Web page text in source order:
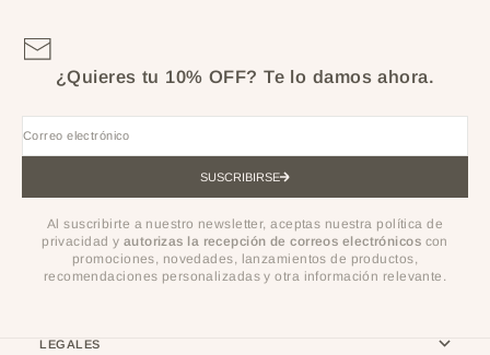
¿Quieres tu 10% OFF? Te lo damos ahora.
Correo electrónico
SUSCRIBIRSE
Al suscribirte a nuestro newsletter, aceptas nuestra política de
privacidad y autorizas la recepción de correos electrónicos con
promociones, novedades, lanzamientos de productos,
recomendaciones personalizadas y otra información relevante.
LEGALES